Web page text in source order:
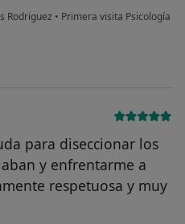
Rodriguez • Primera visita Psicología
para diseccionar los
y enfrentarme a
respetuosa y muy